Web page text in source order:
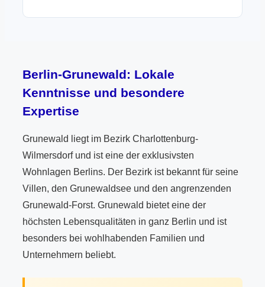
Berlin-Grunewald: Lokale
Kenntnisse und besondere
Expertise
Grunewald liegt im Bezirk Charlottenburg-
Wilmersdorf und ist eine der exklusivsten
Wohnlagen Berlins. Der Bezirk ist bekannt für seine
Villen, den Grunewaldsee und den angrenzenden
Grunewald-Forst. Grunewald bietet eine der
höchsten Lebensqualitäten in ganz Berlin und ist
besonders bei wohlhabenden Familien und
Unternehmern beliebt.